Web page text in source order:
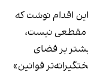
اقدام نوشت که
مقطعی نیست،
بر فضای
قوانین»